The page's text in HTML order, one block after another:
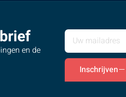
en de
Inschrijven